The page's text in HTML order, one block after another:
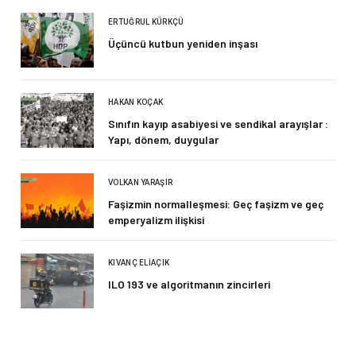
ERTUĞRUL KÜRKÇÜ
Üçüncü kutbun yeniden inşası
HAKAN KOÇAK
Sınıfın kayıp asabiyesi ve sendikal arayışlar :
Yapı, dönem, duygular
VOLKAN YARAŞIR
Faşizmin normalleşmesi: Geç faşizm ve geç
emperyalizm ilişkisi
KIVANÇ ELIAÇIK
ILO 193 ve algoritmanın zincirleri